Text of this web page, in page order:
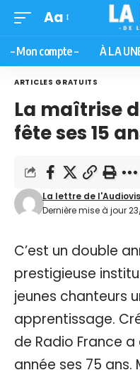
Aa
– Mon compte – À LA
ARTICLES GRATUITS
La maîtrise
fête ses 15
Dernière mise à jour
La lettre de
C’est un double
prestigieuse
jeunes chanteurs
apprentissage.
de Radio France
année ses 75 ans.